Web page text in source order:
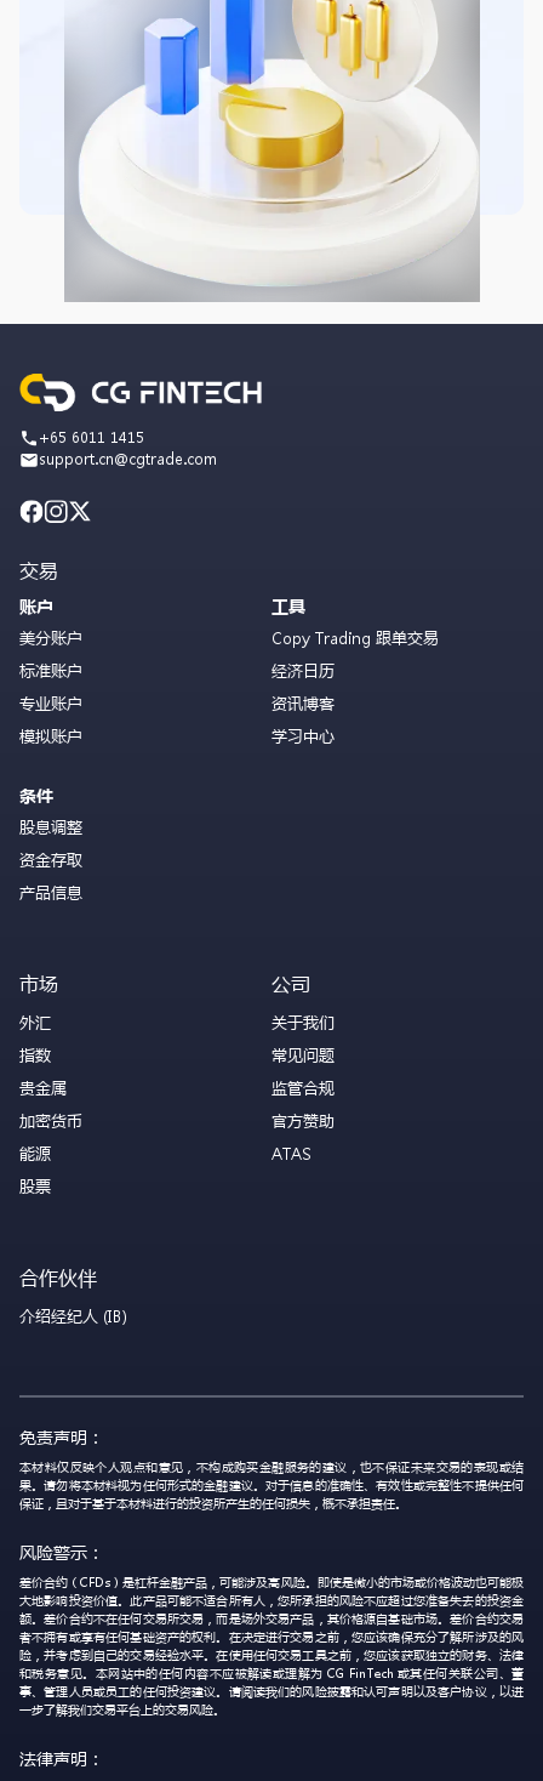
+65 6011 1415
support.cn@cgtrade.com
交易
账户
美分账户
标准账户
专业账户
模拟账户
条件
股息调整
资金存取
产品信息
工具
Copy Trading 跟单交易
经济日历
资讯博客
学习中心
市场
外汇
指数
贵金属
加密货币
能源
股票
公司
关于我们
常见问题
监管合规
官方赞助
ATAS
合作伙伴
介绍经纪人 (IB)
免责声明：
本材料仅反映个人观点和意见，不构成购买金融服务的建议，也不保证未来交易的表现或结
果。请勿将本材料视为任何形式的金融建议。对于信息的准确性、有效性或完整性不提供任何
保证，且对于基于本材料进行的投资所产生的任何损失，概不承担责任。
风险警示：
差价合约（CFDs）是杠杆金融产品，可能涉及高风险。即使是微小的市场或价格波动也可能极
大地影响投资价值。此产品可能不适合所有人，您所承担的风险不应超过您准备失去的投资金
额。差价合约不在任何交易所交易，而是场外交易产品，其价格源自基础市场。差价合约交易
者不拥有或享有任何基础资产的权利。在决定进行交易之前，您应该确保充分了解所涉及的风
险，并考虑到自己的交易经验水平。在使用任何交易工具之前，您应该获取独立的财务、法律
和税务意见。本网站中的任何内容不应被解读或理解为 CG FinTech 或其任何关联公司、董
事、管理人员或员工的任何投资建议。请阅读我们的风险披露和认可声明以及客户协议，以进
一步了解我们交易平台上的交易风险。
法律声明：